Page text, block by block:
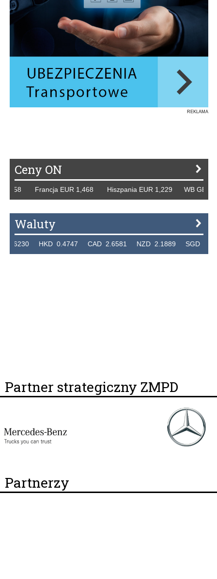
REKLAMA
Ceny ON
Francja EUR 1,468 Hiszpania EUR 1,229 WB GBP
Waluty
HKD 0.4747 CAD 2.6581 NZD 2.1889 SGD
Partner strategiczny ZMPD
Partnerzy